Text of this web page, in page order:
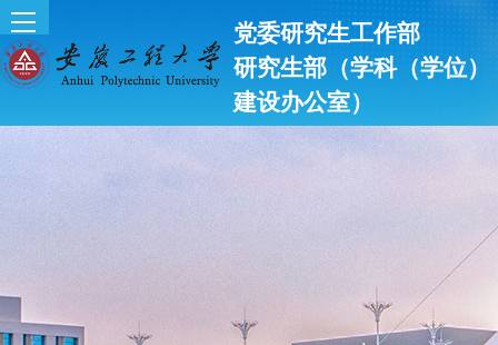
党委研究生工作部
研究生部（学科（学位）
建设办公室）